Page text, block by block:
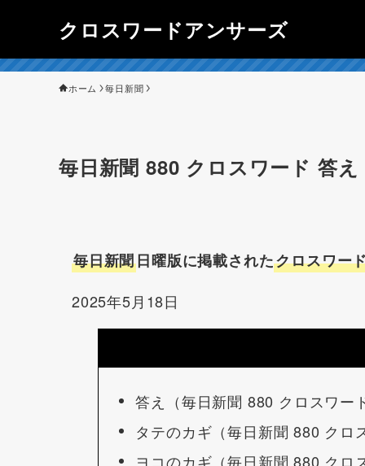
クロスワードアンサーズ
ホーム 毎日新聞
毎日新聞 880 クロスワード 答え
毎日新聞日曜版に掲載されたクロスワー
2025年5月18日
答え（毎日新聞 880 クロスワー
タテのカギ（毎日新聞 880 クロ
ヨコのカギ（毎日新聞 880 クロ